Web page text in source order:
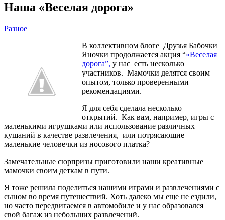
Наша «Веселая дорога»
Разное
В коллективном блоге Друзья Бабочки
Яночки продолжается акция “«Веселая
дорога”, у нас есть несколько
участников. Мамочки делятся своим
опытом, только проверенными
рекомендациями.
Я для себя сделала несколько
открытий. Как вам, например, игры с
маленькими игрушками или использование различных
кушаний в качестве развлечения, или потрясающие
маленькие человечки из носового платка?
Замечательные сюрпризы приготовили наши креативные
мамочки своим деткам в пути.
Я тоже решила поделиться нашими играми и развлечениями с
сыном во время путешествий. Хоть далеко мы еще не ездили,
но часто передвигаемся в автомобиле и у нас образовался
свой багаж из небольших развлечений.